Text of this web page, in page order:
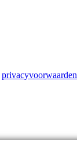
privacyvoorwaarden